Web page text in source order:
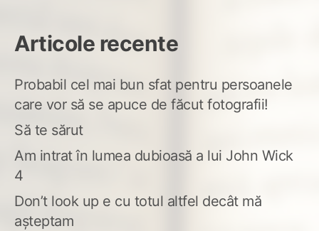
Articole recente
Probabil cel mai bun sfat pentru persoanele
care vor să se apuce de făcut fotografii!
Să te sărut
Am intrat în lumea dubioasă a lui John Wick
4
Don’t look up e cu totul altfel decât mă
așteptam